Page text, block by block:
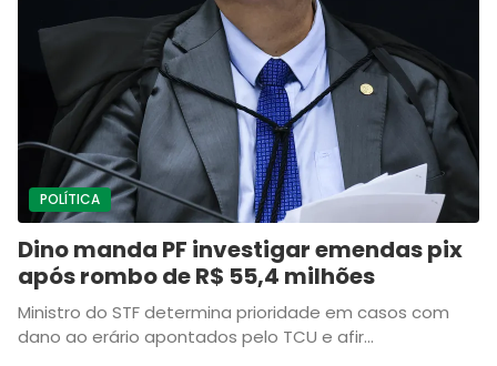
POLÍTICA
Dino manda PF investigar emendas pix
após rombo de R$ 55,4 milhões
Ministro do STF determina prioridade em casos com
dano ao erário apontados pelo TCU e afir...